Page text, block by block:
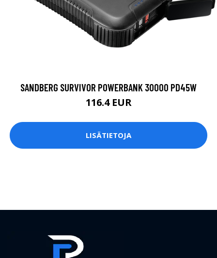
SANDBERG SURVIVOR POWERBANK 30000 PD45W
116.4 EUR
LISÄTIETOJA